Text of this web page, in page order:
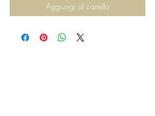
Aggiungi al carrello